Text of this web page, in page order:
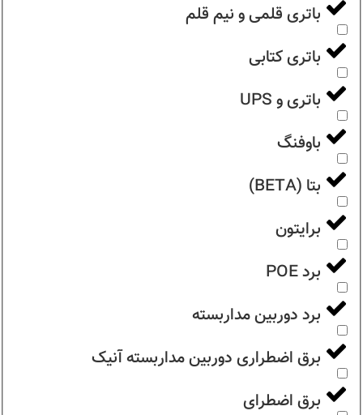
باتری قلمی و نیم قلم
باتری کتابی
باتری و UPS
باوفنگ
بتا (BETA)
برایتون
برد POE
برد دوربین مداربسته
برق اضطراری دوربین مداربسته آنیک
برق اضطرای